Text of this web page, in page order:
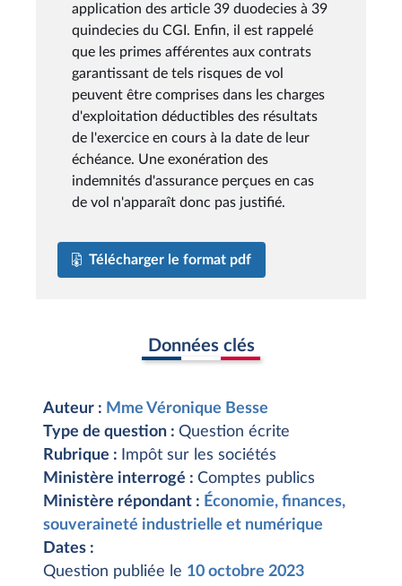
application des article 39 duodecies à 39
quindecies du CGI. Enfin, il est rappelé
que les primes afférentes aux contrats
garantissant de tels risques de vol
peuvent être comprises dans les charges
d'exploitation déductibles des résultats
de l'exercice en cours à la date de leur
échéance. Une exonération des
indemnités d'assurance perçues en cas
de vol n'apparaît donc pas justifié.
Télécharger le format pdf
Données clés
Auteur : Mme Véronique Besse
Type de question : Question écrite
Rubrique :
Impôt sur les sociétés
Ministère interrogé : Comptes publics
Ministère répondant : Économie, finances,
souveraineté industrielle et numérique
Dates :
Question publiée le 10 octobre 2023